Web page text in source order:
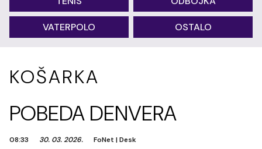
VATERPOLO OSTALO
KOŠARKA
POBEDA DENVERA
08:33 30. 03. 2026. FoNet |Desk